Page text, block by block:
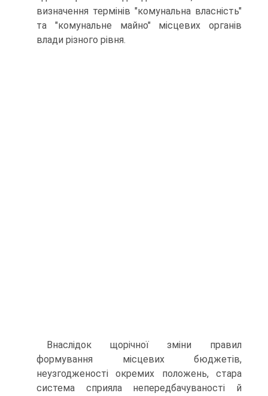
визначення термінів "комунальна власність"
та "комунальне майно" місцевих органів
влади різного рівня.
Внаслідок щорічної зміни правил
формування місцевих бюджетів,
неузгодженості окремих положень, стара
система сприяла непередбачуваності й